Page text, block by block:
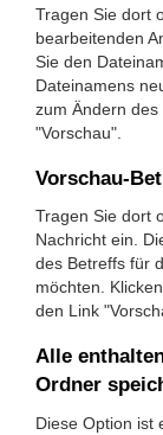
Tragen Sie dort
bearbeitenden
Sie den
Dateinamens
zum Ändern
"Vorschau".
Vorschau-
Tragen Sie dort
Nachricht ein.
des Betreffs für
möchten.
den Link
Alle
Ordner
Diese Option ist